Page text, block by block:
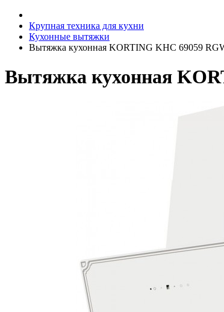
Крупная техника для кухни
Кухонные вытяжки
Вытяжка кухонная KORTING KHC 69059
Вытяжка кухонная